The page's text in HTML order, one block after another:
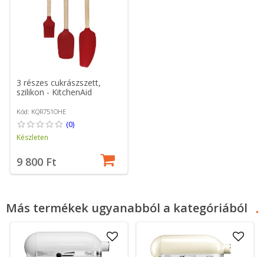
3 részes cukrászszett,
szilikon - KitchenAid
Kód: KQR751OHE
(0)
Készleten
9 800 Ft
Más termékek ugyanabból a kategóriából